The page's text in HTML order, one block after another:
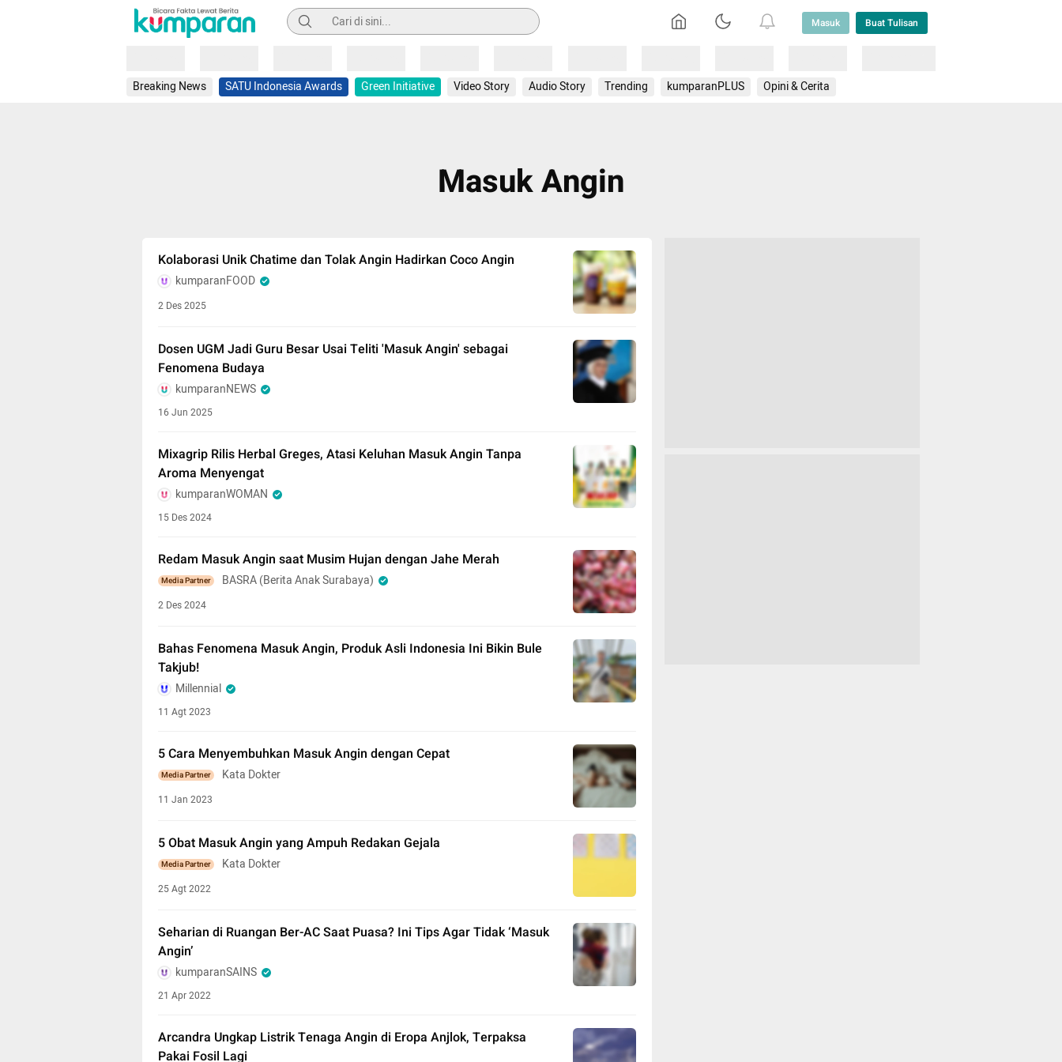
Pencarian Masuk Buat Tulisan
Breaking News SATU Indonesia Awards Green Initiative Video Story Audio Story Trending kumparanPLUS Opini & Cerita
Masuk Angin
Kolaborasi Unik Chatime dan Tolak Angin Hadirkan Coco Angin
kumparanFOOD
2 Des 2025
Dosen UGM Jadi Guru Besar Usai Teliti 'Masuk Angin' sebagai
Fenomena Budaya
kumparanNEWS
16 Jun 2025
Mixagrip Rilis Herbal Greges, Atasi Keluhan Masuk Angin Tanpa
Aroma Menyengat
kumparanWOMAN
15 Des 2024
Redam Masuk Angin saat Musim Hujan dengan Jahe Merah
Media Partner BASRA (Berita Anak Surabaya)
2 Des 2024
Bahas Fenomena Masuk Angin, Produk Asli Indonesia Ini Bikin Bule
Takjub!
Millennial
11 Agt 2023
5 Cara Menyembuhkan Masuk Angin dengan Cepat
Media Partner Kata Dokter
11 Jan 2023
5 Obat Masuk Angin yang Ampuh Redakan Gejala
Media Partner Kata Dokter
25 Agt 2022
Seharian di Ruangan Ber-AC Saat Puasa? Ini Tips Agar Tidak ‘Masuk
Angin’
kumparanSAINS
21 Apr 2022
Arcandra Ungkap Listrik Tenaga Angin di Eropa Anjlok, Terpaksa
Pakai Fosil Lagi